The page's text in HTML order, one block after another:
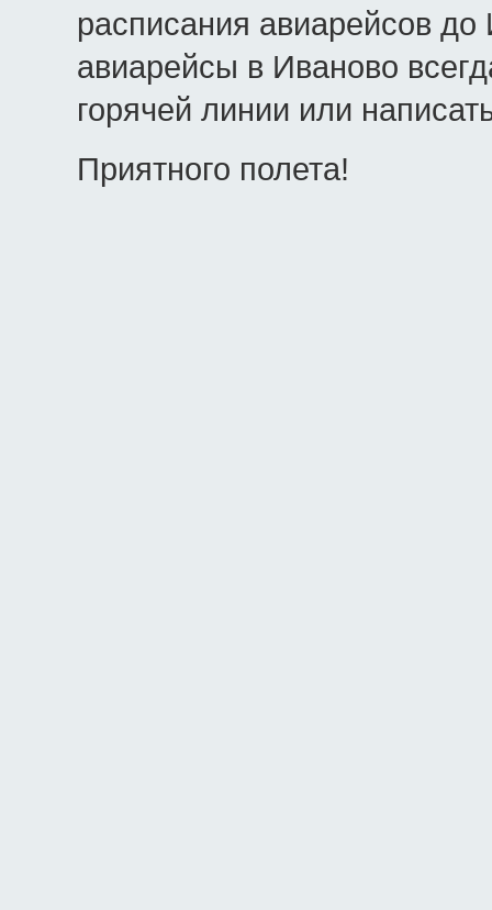
расписания авиарейсов
авиарейсы в Иваново
горячей линии или
Приятного полета!